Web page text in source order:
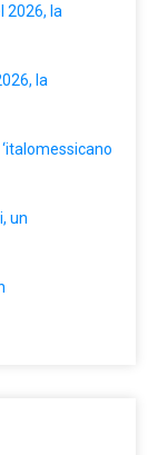
2026, la
la
un